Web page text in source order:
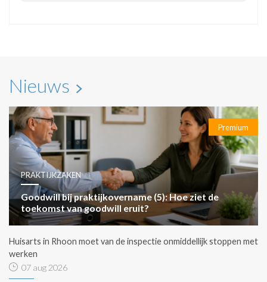
Nieuws
Premium
PRAKTIJKZAKEN
Goodwill bij praktijkovername (5): Hoe ziet de
toekomst van goodwill eruit?
Huisarts in Rhoon moet van de inspectie onmiddellijk stoppen met
werken
07 aug 2026